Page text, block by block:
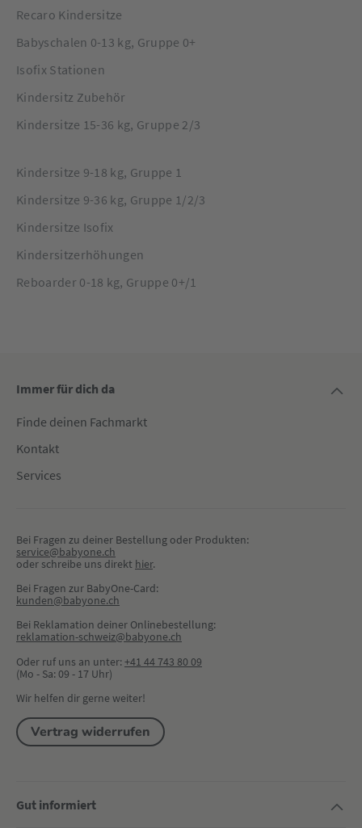
Recaro Kindersitze
Babyschalen 0-13 kg, Gruppe 0+
Isofix Stationen
Kindersitz Zubehör
Kindersitze 15-36 kg, Gruppe 2/3
Kindersitze 9-18 kg, Gruppe 1
Kindersitze 9-36 kg, Gruppe 1/2/3
Kindersitze Isofix
Kindersitzerhöhungen
Reboarder 0-18 kg, Gruppe 0+/1
Immer für dich da
Finde deinen Fachmarkt
Kontakt
Services
Bei Fragen zu deiner Bestellung oder Produkten:
service@babyone.ch
oder schreibe uns direkt hier.
Bei Fragen zur BabyOne-Card:
kunden@babyone.ch
Bei Reklamation deiner Onlinebestellung:
reklamation-schweiz@babyone.ch
Oder ruf uns an unter:+41 44 743 80 09
(Mo - Sa: 09 - 17 Uhr)
Wir helfen dir gerne weiter!
Vertrag widerrufen
Gut informiert